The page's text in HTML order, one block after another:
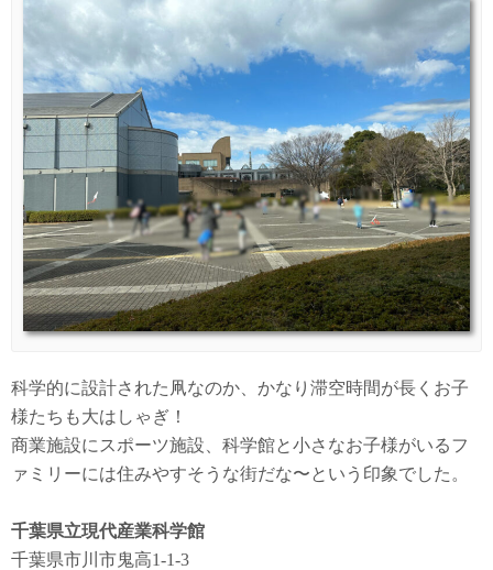
科学的に設計された凧なのか、かなり滞空時間が長くお子
様たちも大はしゃぎ！
商業施設にスポーツ施設、科学館と小さなお子様がいるフ
ァミリーには住みやすそうな街だな〜という印象でした。
千葉県立現代産業科学館
千葉県市川市鬼高1-1-3